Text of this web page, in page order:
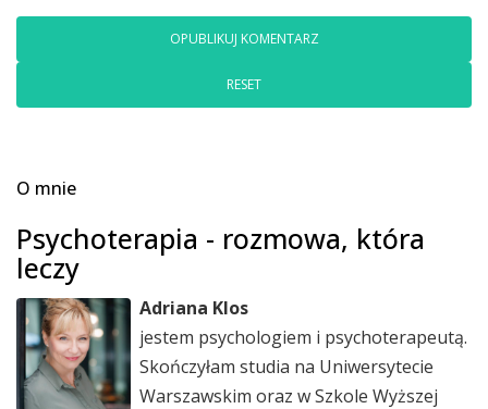
RESET
O mnie
Psychoterapia - rozmowa, która
leczy
Adriana Klos
jestem psychologiem i psychoterapeutą.
Skończyłam studia na Uniwersytecie
Warszawskim oraz w Szkole Wyższej